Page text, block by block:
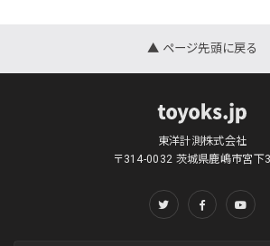
▲ ページ先頭に戻る
東洋計測株式会社
〒314-0032 茨城県鹿嶋市宮下